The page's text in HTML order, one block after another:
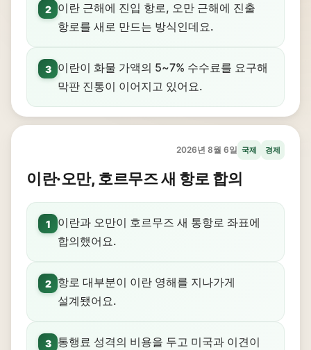
2
이란 근해에 진입 항로, 오만 근해에 진출
항로를 새로 만드는 방식인데요.
3
이란이 화물 가액의 5~7% 수수료를 요구해
막판 진통이 이어지고 있어요.
2026년 8월 6일 국제 경제
이란·오만, 호르무즈 새 항로 합의
1
이란과 오만이 호르무즈 새 통항로 좌표에
합의했어요.
2
항로 대부분이 이란 영해를 지나가게
설계됐어요.
3
통행료 성격의 비용을 두고 미국과 이견이